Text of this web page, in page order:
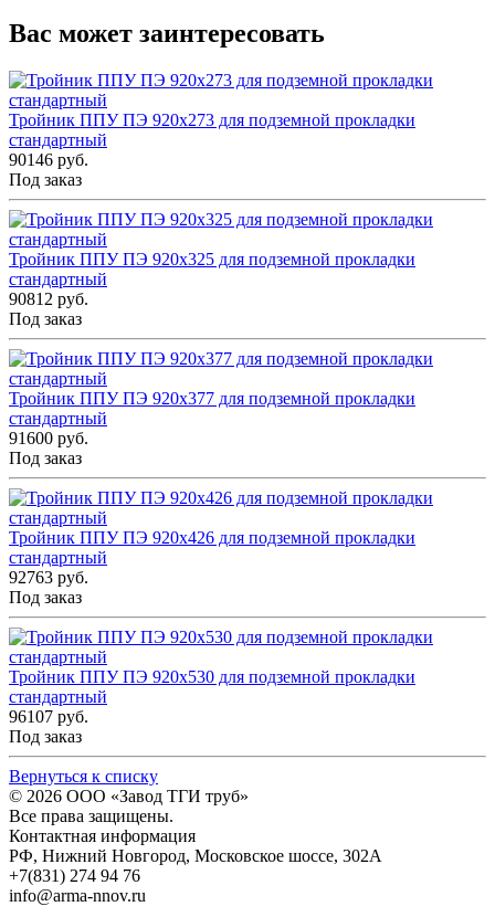
Вас может заинтересовать
Тройник ППУ ПЭ 920x273 для подземной прокладки
стандартный
90146 руб.
Под заказ
Тройник ППУ ПЭ 920x325 для подземной прокладки
стандартный
90812 руб.
Под заказ
Тройник ППУ ПЭ 920x377 для подземной прокладки
стандартный
91600 руб.
Под заказ
Тройник ППУ ПЭ 920x426 для подземной прокладки
стандартный
92763 руб.
Под заказ
Тройник ППУ ПЭ 920x530 для подземной прокладки
стандартный
96107 руб.
Под заказ
Вернуться к списку
© 2026 ООО «Завод ТГИ труб»
Все права защищены.
Контактная информация
РФ, Нижний Новгород, Московское шоссе, 302А
+7(831) 274 94 76
info@arma-nnov.ru